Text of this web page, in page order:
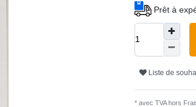
Prêt à
Liste de
* avec TVA hors